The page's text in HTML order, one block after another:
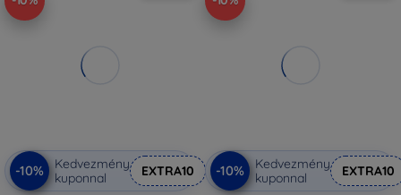
-10%
Kedvezmény
kuponnal
EXTRA10 -10%
Kedvezmény
kuponnal
EXTRA10